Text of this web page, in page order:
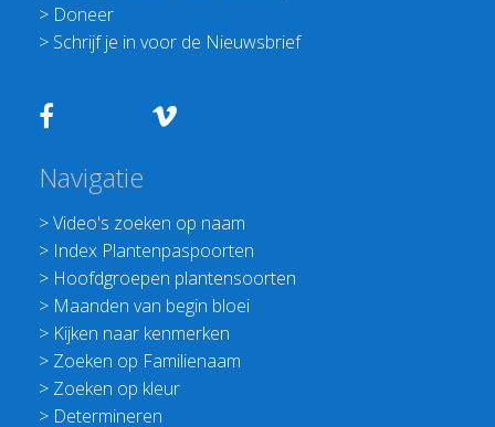
> Doneer
> Schrijf je in voor de Nieuwsbrief
Navigatie
>Video's zoeken op naam
> Index Plantenpaspoorten
> Hoofdgroepen plantensoorten
> Maanden van begin bloei
> Kijken naar kenmerken
> Zoeken op Familienaam
> Zoeken op kleur
> Determineren